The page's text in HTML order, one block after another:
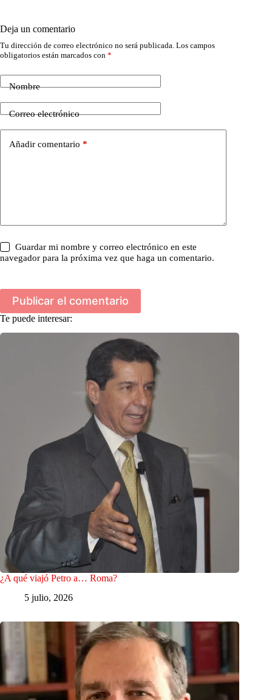
Deja un comentario
Tu dirección de correo electrónico no será publicada. Los campos
obligatorios están marcados con *
Nombre
Correo electrónico
Añadir comentario *
Guardar mi nombre y correo electrónico en este
navegador para la próxima vez que haga un comentario.
Publicar el comentario
Te puede interesar:
¿A qué viajó Petro a… Roma?
5 julio, 2026